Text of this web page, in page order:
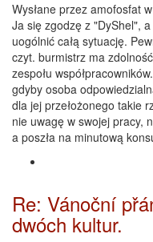
Wysłane przez amofosfat
Ja się zgodzę z "DyShel",
uogólnić całą sytuację.
czyt. burmistrz ma
zespołu
gdyby osoba
dla jej przełożonego takie
nie uwagę w swojej pracy,
a poszła na minutową
Re: Vánoční
dwóch kultur.